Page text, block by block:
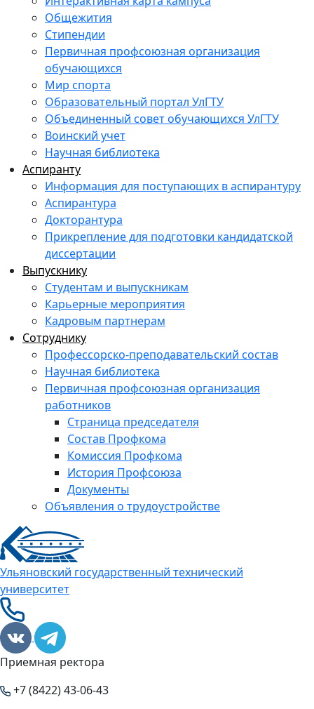
Общежития
Стипендии
Первичная профсоюзная организация
обучающихся
Мир спорта
Образовательный портал УлГТУ
Объединенный совет обучающихся УлГТУ
Воинский учет
Научная библиотека
Аспиранту
Информация для поступающих в аспирантуру
Аспирантура
Докторантура
Прикрепление для подготовки кандидатской
диссертации
Выпускнику
Студентам и выпускникам
Карьерные мероприятия
Кадровым партнерам
Сотруднику
Профессорско-преподавательский состав
Научная библиотека
Первичная профсоюзная организация
работников
Страница председателя
Состав Профкома
Комиссия Профкома
История Профсоюза
Документы
Объявления о трудоустройстве
Ульяновский государственный технический
университет
Приемная ректора
+7 (8422) 43-06-43